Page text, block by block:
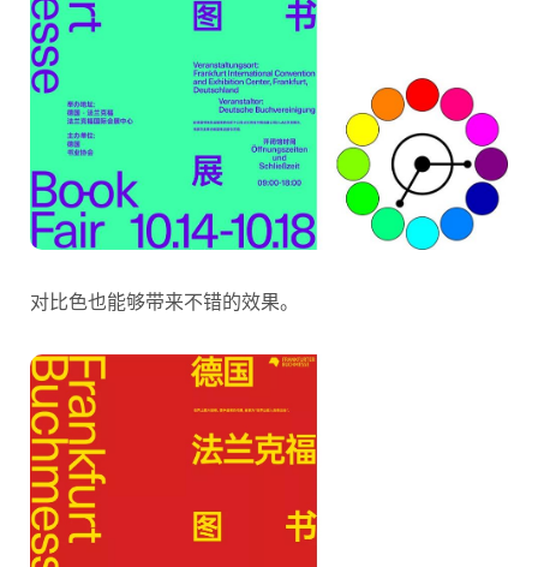
对比色也能够带来不错的效果。